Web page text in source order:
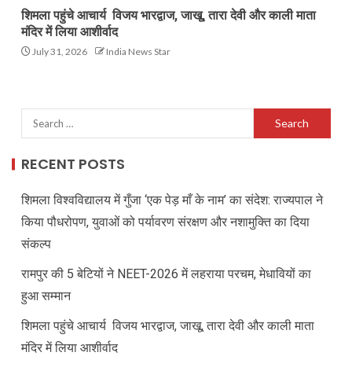
शिमला पहुंचे आचार्य विजय भारद्वाज, जाखू, तारा देवी और काली माता
मंदिर में लिया आशीर्वाद
July 31, 2026 India News Star
RECENT POSTS
शिमला विश्वविद्यालय में गुँजा ‘एक पेड़ माँ के नाम’ का संदेश: राज्यपाल ने
किया पौधरोपण, युवाओं को पर्यावरण संरक्षण और नशामुक्ति का दिया
संकल्प
रामपुर की 5 बेटियों ने NEET-2026 में लहराया परचम, मेधावियों का
हुआ सम्मान
शिमला पहुंचे आचार्य विजय भारद्वाज, जाखू, तारा देवी और काली माता
मंदिर में लिया आशीर्वाद